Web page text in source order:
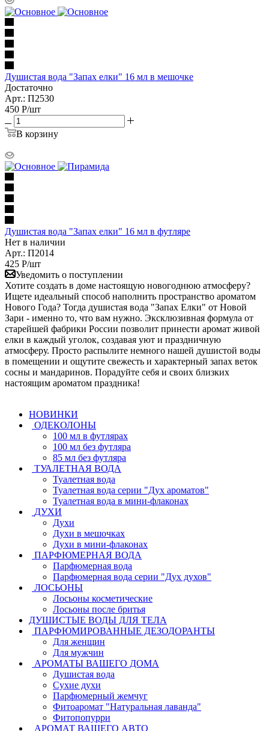
Душистая вода "Запах елки" 16 мл в мешочке
Достаточно
Арт.: П2530
450 Р/шт
В корзину
Душистая вода "Запах елки" 16 мл в футляре
Нет в наличии
Арт.: П2014
425 Р/шт
Уведомить о поступлении
Хотите создать в доме настоящую новогоднюю атмосферу?
Ищете идеальный способ наполнить пространство ароматом
Нового Года? Тогда душистая вода "Запах Елки" от Новой
Зари - именно то, что вам нужно. Эксклюзивная формула от
старейшей фабрики России позволит принести аромат живой
елки в каждый уголок, создавая уют и праздничную
атмосферу. Просто распылите немного нашей душистой воды
в помещении и ощутите свежесть и характерный запах веток
сосны и мандаринов. Порадуйте себя и своих близких
настоящим ароматом праздника!
НОВИНКИ
ОДЕКОЛОНЫ
100 мл в футлярах
100 мл без футляра
85 мл без футляра
ТУАЛЕТНАЯ ВОДА
Туалетная вода
Туалетная вода серии "Дух ароматов"
Туалетная вода в мини-флаконах
ДУХИ
Духи
Духи в мешочках
Духи в мини-флаконах
ПАРФЮМЕРНАЯ ВОДА
Парфюмерная вода
Парфюмерная вода серии "Дух духов"
ЛОСЬОНЫ
Лосьоны косметические
Лосьоны после бритья
ДУШИСТЫЕ ВОДЫ ДЛЯ ТЕЛА
ПАРФЮМИРОВАННЫЕ ДЕЗОДОРАНТЫ
Для женщин
Для мужчин
АРОМАТЫ ВАШЕГО ДОМА
Душистая вода
Сухие духи
Парфюмерный жемчуг
Фитоаромат "Натуральная лаванда"
Фитопопурри
АРОМАТ ВАШЕГО АВТО